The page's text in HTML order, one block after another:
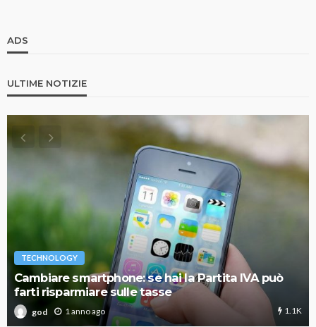
ADS
ULTIME NOTIZIE
TECHNOLOGY
Cambiare smartphone: se hai la Partita IVA può
farti risparmiare sulle tasse
god 1 anno ago 1.1K